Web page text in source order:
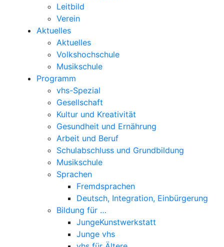
Leitbild
Verein
Aktuelles
Aktuelles
Volkshochschule
Musikschule
Programm
vhs-Spezial
Gesellschaft
Kultur und Kreativität
Gesundheit und Ernährung
Arbeit und Beruf
Schulabschluss und Grundbildung
Musikschule
Sprachen
Fremdsprachen
Deutsch, Integration, Einbürgerung
Bildung für …
JungeKunstwerkstatt
Junge vhs